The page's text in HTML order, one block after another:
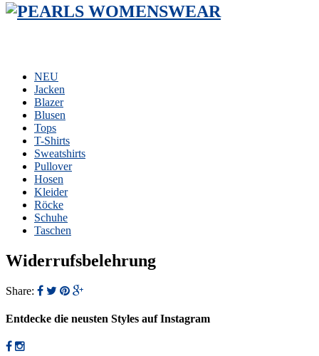
NEU
Jacken
Blazer
Blusen
Tops
T-Shirts
Sweatshirts
Pullover
Hosen
Kleider
Röcke
Schuhe
Taschen
Widerrufsbelehrung
Share:
Entdecke die neusten Styles auf Instagram